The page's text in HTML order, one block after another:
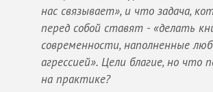
нас связывает», и что задача,
перед собой ставят - «делать
современности, наполненные
агрессией». Цели благие, но что
на практике?